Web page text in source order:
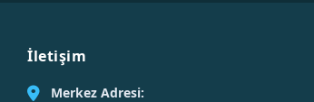
İletişim
Merkez Adresi: